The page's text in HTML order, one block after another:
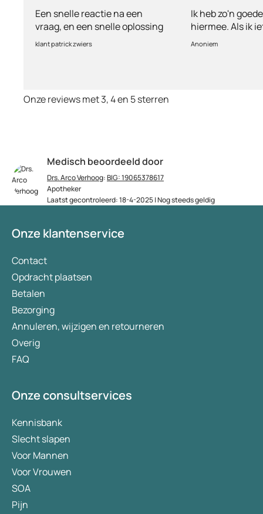
Medisch beoordeeld door
Drs. Arco Verhoog:BIG: 19065378617
Apotheker
Laatst gecontroleerd: 18-4-2025 | Nog steeds geldig
Een snelle reactie na een
vraag, en een snelle oplossing
klant patrick zwiers
Ik heb zo'n
hiermee. Als ik
vul ik een
eigen risico. Ik
aanbevelen en
Anoniem
Onze reviews met 3, 4 en 5 sterren
Onze klantenservice
Contact
Opdracht plaatsen
Betalen
Bezorging
Annuleren, wijzigen en retourneren
Overig
FAQ
Onze consultservices
Kennisbank
Slecht slapen
Voor Mannen
Voor Vrouwen
SOA
Pijn